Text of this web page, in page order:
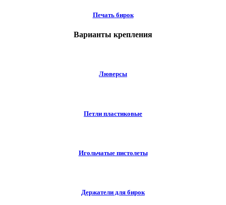
Печать бирок
Варианты крепления
Люверсы
Петли пластиковые
Игольчатые пистолеты
Держатели для бирок